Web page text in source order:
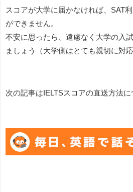
スコアが大学に届かなければ、SAT
ができません。
不安に思ったら、遠慮なく大学の入
ましょう（大学側はとても親切に対
次の記事はIELTSスコアの直送方法に